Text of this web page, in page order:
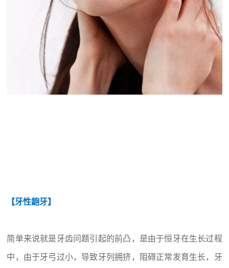
【牙性龅牙】
简单来说就是牙齿问题引起的前凸，是由于恒牙在生长过程
中，由于牙弓过小，导致牙列拥挤，阻碍正常发育生长，牙